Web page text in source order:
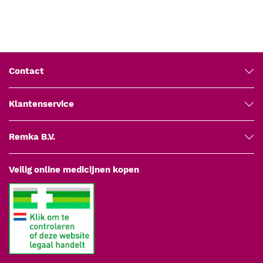
Contact
Klantenservice
Remka B.V.
Veilig online medicijnen kopen